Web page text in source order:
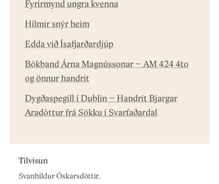
Fyrirmynd ungra kvenna
Hilmir snýr heim
Edda við Ísafjarðardjúp
Bókband Árna Magnússonar – AM 424 4to
og önnur handrit
Dygðaspegill í Dublin – Handrit Bjargar
Aradóttur frá Sökku í Svarfaðardal
Tilvísun
Svanhildur Óskarsdóttir.